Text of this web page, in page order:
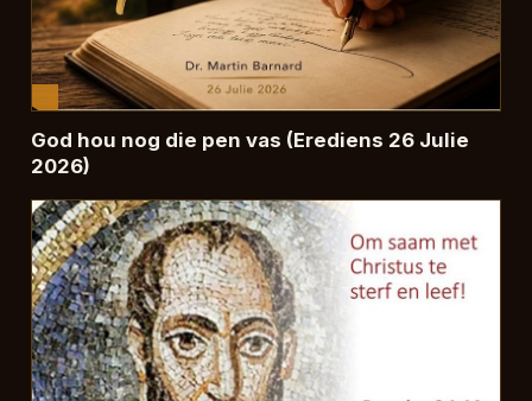
God hou nog die pen vas (Erediens 26 Julie
2026)